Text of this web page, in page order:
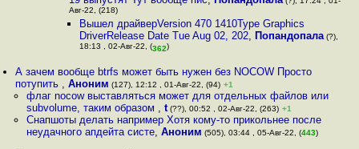
Авг-22, (218)
Вышел драйверVersion 470 1410Type Graphics
DriverRelease Date Tue Aug 02, 202, Попандопала (?),
18:13 , 02-Авг-22, (362)
А зачем вообще btrfs может быть нужен без NOCOW Просто
потупить ,Аноним (127), 12:12 , 01-Авг-22, (94) +1
флаг nocow выставляться может для отдельных файлов или
subvolume, таким образом , t(??), 00:52 , 02-Авг-22, (263) +1
Снапшоты делать например Хотя кому-то прикольнее после
неудачного апдейта систе, Аноним (505), 03:44 , 05-Авг-22, (443)